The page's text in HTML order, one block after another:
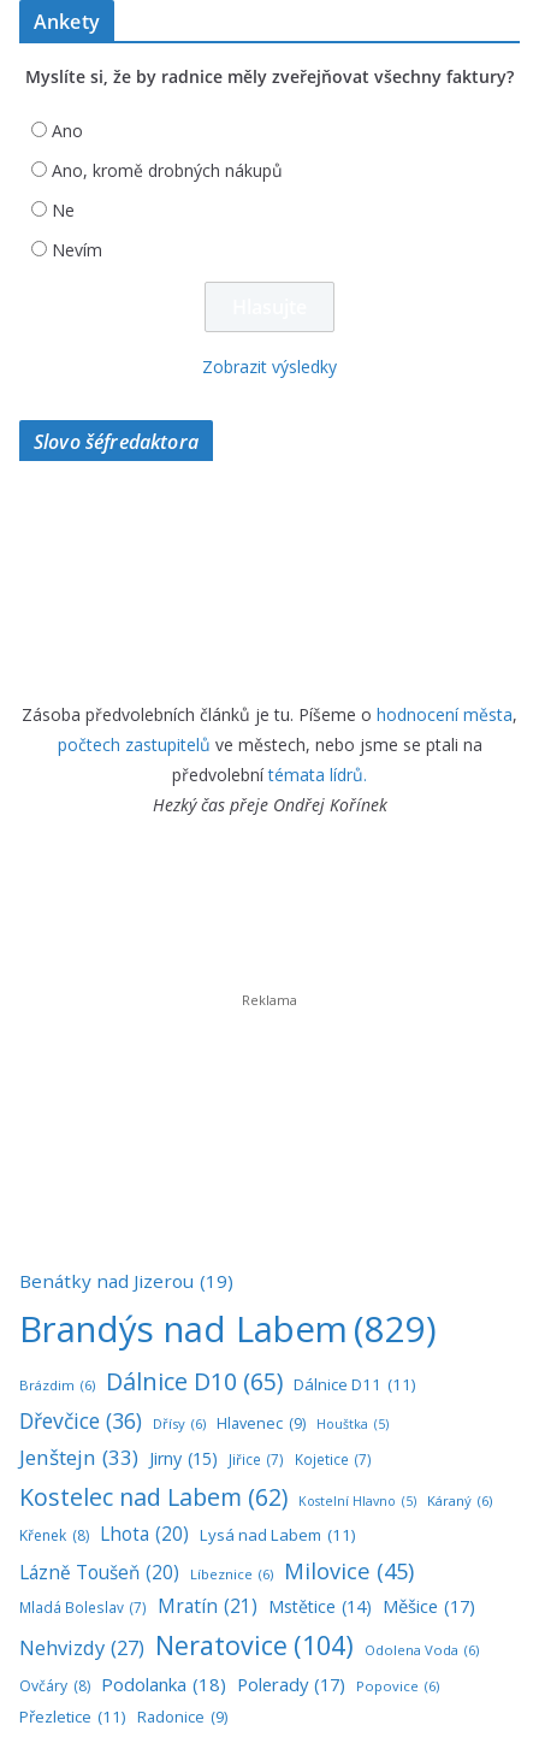
Ankety
Myslíte si, že by radnice měly zveřejňovat všechny faktury?
Ano
Ano, kromě drobných nákupů
Ne
Nevím
Zobrazit výsledky
Slovo šéfredaktora
Zásoba předvolebních článků je tu. Píšeme o hodnocení města,
počtech zastupitelů ve městech, nebo jsme se ptali na
předvolebnítémata lídrů.
Hezký čas přeje Ondřej Kořínek
Benátky nad Jizerou (19)
Brandýs nad Labem (829)
Brázdim (6) Dálnice D10 (65) Dálnice D11 (11)
Dřevčice (36) Dřísy (6) Hlavenec (9) Houštka (5)
Jenštejn (33) Jirny (15) Jiřice (7) Kojetice (7)
Kostelec nad Labem (62) Kostelní Hlavno (5) Káraný (6)
Křenek (8) Lhota (20) Lysá nad Labem (11)
Lázně Toušeň (20) Líbeznice (6) Milovice (45)
Mladá Boleslav (7) Mratín (21) Mstětice (14) Měšice (17)
Nehvizdy (27) Neratovice (104) Odolena Voda (6)
Ovčáry (8) Podolanka (18) Polerady (17) Popovice (6)
Přezletice (11) Radonice (9)